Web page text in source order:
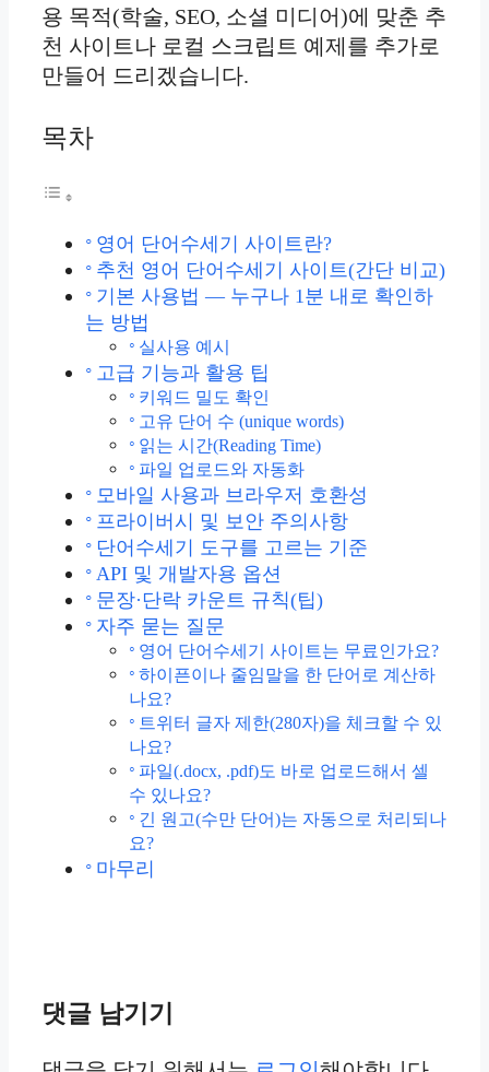
용 목적(학술, SEO, 소셜 미디어)에 맞춘 추
천 사이트나 로컬 스크립트 예제를 추가로
만들어 드리겠습니다.
목차
영어 단어수세기 사이트란?
추천 영어 단어수세기 사이트(간단 비교)
기본 사용법 — 누구나 1분 내로 확인하
는 방법
실사용 예시
고급 기능과 활용 팁
키워드 밀도 확인
고유 단어 수 (unique words)
읽는 시간(Reading Time)
파일 업로드와 자동화
모바일 사용과 브라우저 호환성
프라이버시 및 보안 주의사항
단어수세기 도구를 고르는 기준
API 및 개발자용 옵션
문장·단락 카운트 규칙(팁)
자주 묻는 질문
영어 단어수세기 사이트는 무료인가요?
하이픈이나 줄임말을 한 단어로 계산하
나요?
트위터 글자 제한(280자)을 체크할 수 있
나요?
파일(.docx, .pdf)도 바로 업로드해서 셀
수 있나요?
긴 원고(수만 단어)는 자동으로 처리되나
요?
마무리
댓글 남기기